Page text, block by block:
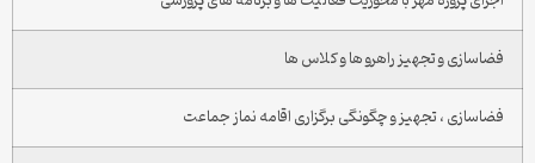
فضاسازی و تجهیز راهرو ها و کلاس ها
فضاسازی ، تجهیز و چگونگی برگزاری اقامه نماز جماعت